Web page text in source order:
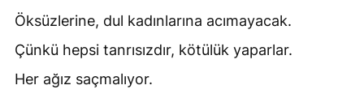
Öksüzlerine, dul kadınlarına acımayacak.
Çünkü hepsi tanrısızdır, kötülük yaparlar.
Her ağız saçmalıyor.